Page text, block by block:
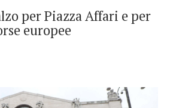
per Piazza Affari e per
europee